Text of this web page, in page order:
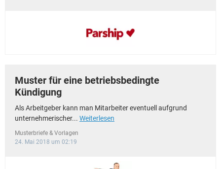
Muster für eine betriebsbedingte
Kündigung
Als Arbeitgeber kann man Mitarbeiter eventuell aufgrund
unternehmerischer... Weiterlesen
Musterbriefe & Vorlagen
24. Mai 2018 um 02:19